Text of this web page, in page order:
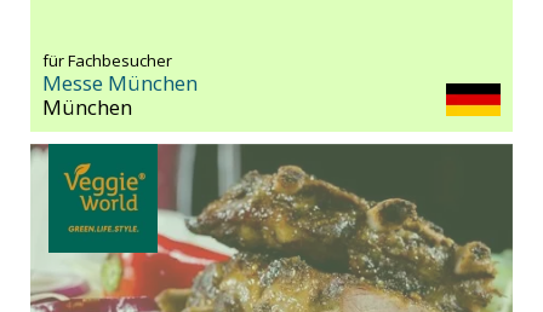
für Fachbesucher
Messe München
München